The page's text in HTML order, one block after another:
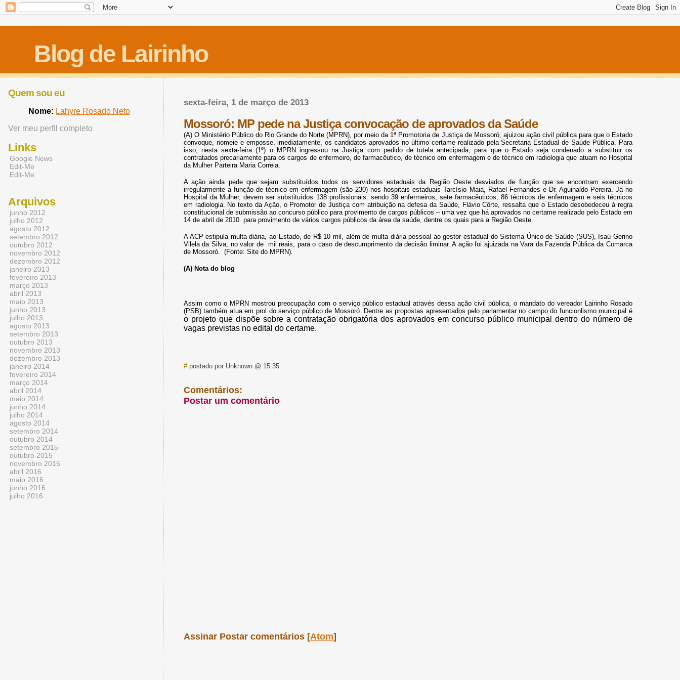
Blog de Lairinho
sexta-feira, 1 de março de 2013
Mossoró: MP pede na Justiça convocação de aprovados da Saúde
(A) O Ministério Público do Rio Grande do Norte (MPRN), por meio da 1ª Promotoria de Justiça de Mossoró, ajuizou ação civil pública para que o Estado
convoque, nomeie e emposse, imediatamente, os candidatos aprovados no último certame realizado pela Secretaria Estadual de Saúde Pública. Para
isso, nesta sexta-feira (1º) o MPRN ingressou na Justiça com pedido de tutela antecipada, para que o Estado seja condenado a substituir os
contratados precariamente para os cargos de enfermeiro, de farmacêutico, de técnico em enfermagem e de técnico em radiologia que atuam no Hospital
da Mulher Parteira Maria Correia.
A ação ainda pede que sejam substituídos todos os servidores estaduais da Região Oeste desviados de função que se encontram exercendo
irregularmente a função de técnico em enfermagem (são 230) nos hospitais estaduais Tarcísio Maia, Rafael Fernandes e Dr. Aguinaldo Pereira. Já no
Hospital da Mulher, devem ser substituídos 138 profissionais: sendo 39 enfermeiros, sete farmacêuticos, 86 técnicos de enfermagem e seis técnicos
em radiologia. No texto da Ação, o Promotor de Justiça com atribuição na defesa da Saúde, Flávio Côrte, ressalta que o Estado desobedeceu à regra
constitucional de submissão ao concurso público para provimento de cargos públicos – uma vez que há aprovados no certame realizado pelo Estado em
14 de abril de 2010 para provimento de vários cargos públicos da área da saúde, dentre os quais para a Região Oeste.
A ACP estipula multa diária, ao Estado, de R$ 10 mil, além de multa diária pessoal ao gestor estadual do Sistema Único de Saúde (SUS), Isaú Gerino
Vilela da Silva, no valor de mil reais, para o caso de descumprimento da decisão liminar. A ação foi ajuizada na Vara da Fazenda Pública da Comarca
de Mossoró. (Fonte: Site do MPRN).
(A) Nota do blog
Assim como o MPRN mostroupreocupação com o serviço público estadual através dessa ação civil pública, o mandato do vereador Lairinho Rosado
(PSB) também atua em prol do serviço público de Mossoró. Dentre as propostas apresentados pelo parlamentarno campo do funcionlismo municipal é
o projeto que dispõe sobre a contratação obrigatória dos aprovados em concurso público municipal dentro do número de
vagas previstas no edital do certame.
#postado por Unknown @ 15:35
Comentários:
Postar um comentário
Assinar Postar comentários [Atom]
Quem sou eu
Nome: Lahyre Rosado Neto
Ver meu perfil completo
Links
Google News
Edit-Me
Edit-Me
Arquivos
junho 2012
julho 2012
agosto 2012
setembro 2012
outubro 2012
novembro 2012
dezembro 2012
janeiro 2013
fevereiro 2013
março 2013
abril 2013
maio 2013
junho 2013
julho 2013
agosto 2013
setembro 2013
outubro 2013
novembro 2013
dezembro 2013
janeiro 2014
fevereiro 2014
março 2014
abril 2014
maio 2014
junho 2014
julho 2014
agosto 2014
setembro 2014
outubro 2014
setembro 2015
outubro 2015
novembro 2015
abril 2016
maio 2016
junho 2016
julho 2016